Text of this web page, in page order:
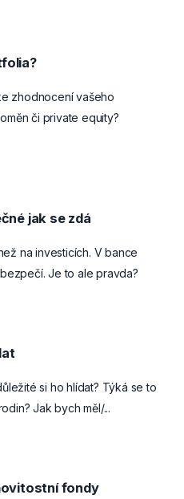
zhodnocení vašeho
či private equity?
jak se zdá
na investicích. V bance
Je to ale pravda?
si ho hlídat? Týká se to
Jak bych měl/...
fondy